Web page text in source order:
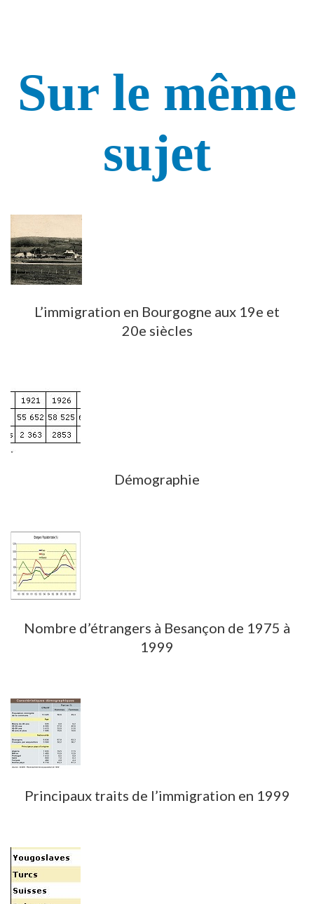
Sur le même
sujet
L’immigration en Bourgogne aux 19e et
20e siècles
Démographie
Nombre d’étrangers à Besançon de 1975 à
1999
Principaux traits de l’immigration en 1999